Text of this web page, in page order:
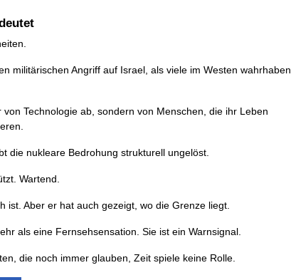
militärischen Angriff auf Israel, als viele im Westen wahrhaben
von Technologie ab, sondern von Menschen, die ihr Leben
die nukleare Bedrohung strukturell ungelöst.
Wartend.
ist. Aber er hat auch gezeigt, wo die Grenze liegt.
als eine Fernsehsensation. Sie ist ein Warnsignal.
die noch immer glauben, Zeit spiele keine Rolle.